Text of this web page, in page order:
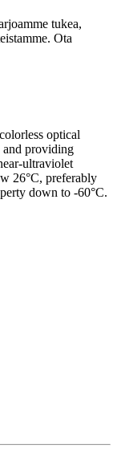
tukea,
Ota
optical
and providing
ultraviolet
26°C, preferably
down to -60°C.